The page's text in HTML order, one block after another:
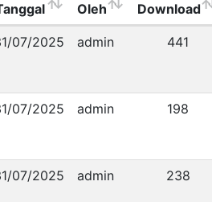
Oleh Download
07/2025 admin 441
07/2025 admin 198
07/2025 admin 238